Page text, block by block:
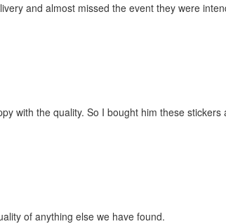
and almost missed the event they were
with the quality. So I bought him these stickers
of anything else we have found.